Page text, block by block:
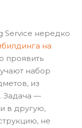
Service нередко
на
проявить
набор
из
Задача —
в другую,
не